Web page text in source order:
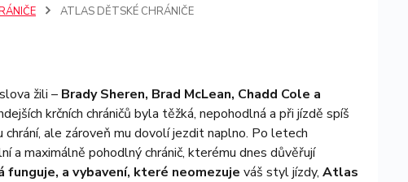
ATLAS DĚTSKÉ CHRÁNIČE
žili – Brady Sheren, Brad McLean, Chadd Cole a
krčních chráničů byla těžká, nepohodlná a při jízdě spíš
ale zároveň mu dovolí jezdit naplno. Po letech
maximálně pohodlný chránič, kterému dnes důvěřují
a vybavení, které neomezuje váš styl jízdy, Atlas